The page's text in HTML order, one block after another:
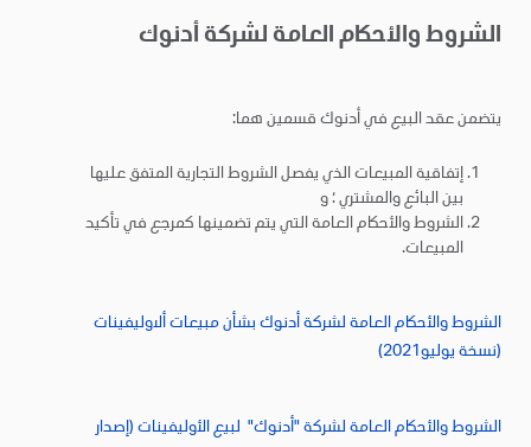
الشروط والأحكام العامة لشركة أدنوك
يتضمن عقد البيع في أدنوك قسمين هما:
إتفاقية المبيعات الذي يفصل الشروط التجارية المتفق عليها
بين البائع والمشتري ؛ و
الشروط والأحكام العامة التي يتم تضمينها كمرجع في تأكيد
المبيعات.
الشروط والأحكام العامة لشركة أدنوك بشأن مبيعات ألاوليفينات
(نسخة يوليو2021)
الشروط والأحكام العامة لشركة "أدنوك" لبيع الأوليفينات (إصدار